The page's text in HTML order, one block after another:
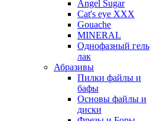
Angel Sugar
Cat's eye XXX
Gouache
MINERAL
Однофазный гель
лак
Абразивы
Пилки файлы и
бафы
Основы файлы и
диски